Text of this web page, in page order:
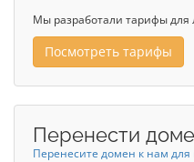
Мы разработали тарифы
Посмотреть тарифы
Перенести
Перенесите домен к нам для